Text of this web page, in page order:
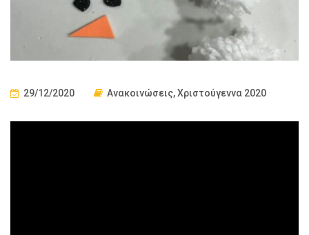
29/12/2020 Ανακοινώσεις,Χριστούγεννα 2020